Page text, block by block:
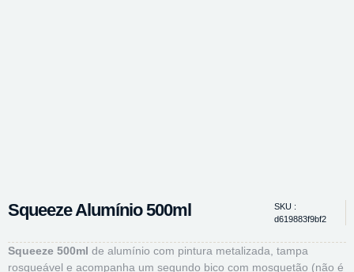
Squeeze Alumínio 500ml
SKU :
d619883f9bf2
Squeeze 500ml de alumínio com pintura metalizada, tampa
rosqueável e acompanha um segundo bico com mosquetão (não é